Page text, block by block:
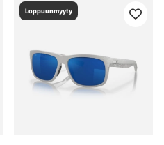
Loppuunmyyty